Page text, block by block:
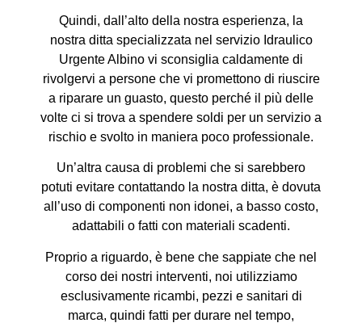
Quindi, dall’alto della nostra esperienza, la
nostra ditta specializzata nel servizio Idraulico
Urgente Albino vi sconsiglia caldamente di
rivolgervi a persone che vi promettono di riuscire
a riparare un guasto, questo perché il più delle
volte ci si trova a spendere soldi per un servizio a
rischio e svolto in maniera poco professionale.
Un’altra causa di problemi che si sarebbero
potuti evitare contattando la nostra ditta, è dovuta
all’uso di componenti non idonei, a basso costo,
adattabili o fatti con materiali scadenti.
Proprio a riguardo, è bene che sappiate che nel
corso dei nostri interventi, noi utilizziamo
esclusivamente ricambi, pezzi e sanitari di
marca, quindi fatti per durare nel tempo,